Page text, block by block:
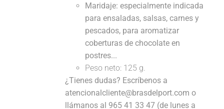
Maridaje: especialmente indicada
para ensaladas, salsas, carnes y
pescados, para aromatizar
coberturas de chocolate en
postres...
Peso neto: 125 g.
¿Tienes dudas? Escríbenos a
atencionalcliente@brasdelport.com o
llámanos al 965 41 33 47 (de lunes a